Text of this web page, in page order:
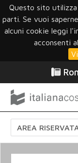
Questo sito
parti. Se vuoi
alcuni cookie leggi
acconsenti
AREA